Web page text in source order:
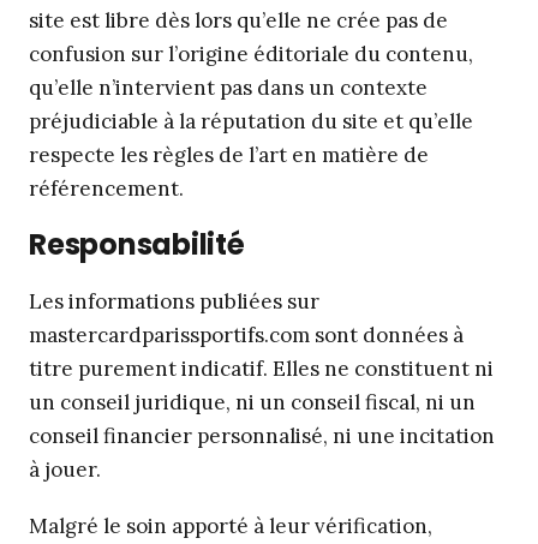
site est libre dès lors qu’elle ne crée pas de
confusion sur l’origine éditoriale du contenu,
qu’elle n’intervient pas dans un contexte
préjudiciable à la réputation du site et qu’elle
respecte les règles de l’art en matière de
référencement.
Responsabilité
Les informations publiées sur
mastercardparissportifs.com sont données à
titre purement indicatif. Elles ne constituent ni
un conseil juridique, ni un conseil fiscal, ni un
conseil financier personnalisé, ni une incitation
à jouer.
Malgré le soin apporté à leur vérification,